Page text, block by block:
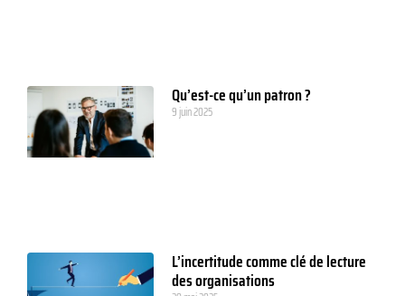
Qu’est-ce qu’un patron ?
9 juin 2025
L’incertitude comme clé de lecture
des organisations